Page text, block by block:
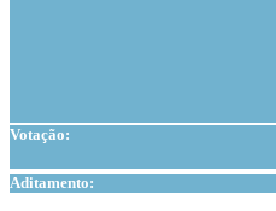
Votação:
Aditamento: